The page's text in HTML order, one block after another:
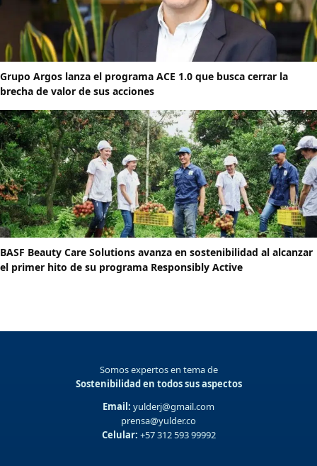
Grupo Argos lanza el programa ACE 1.0 que busca cerrar la
brecha de valor de sus acciones
BASF Beauty Care Solutions avanza en sostenibilidad al alcanzar
el primer hito de su programa Responsibly Active
Somos expertos en tema de
Sostenibilidad en todos sus aspectos
Email: yulderj@gmail.com
prensa@yulder.co
Celular: +57 312 593 99992